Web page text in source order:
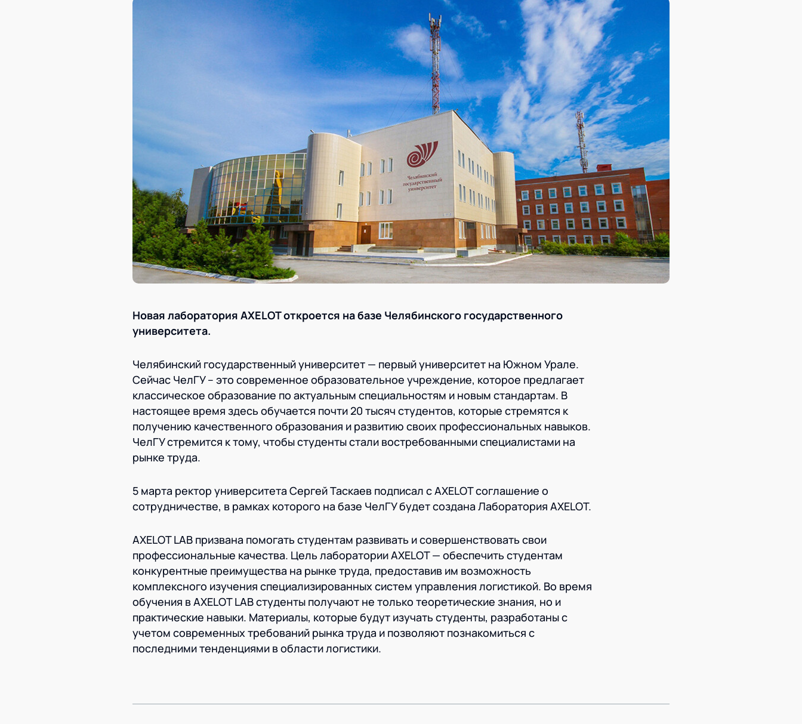
AXELOT AI
Академия
Предложение для учебных
заведений
База знаний
База знаний
Новая лаборатория AXELOT откроется на базе Челябинского государственного
университета.
Челябинский государственный университет — первый университет на Южном Урале.
Сейчас ЧелГУ – это современное образовательное учреждение, которое предлагает
классическое образование по актуальным специальностям и новым стандартам. В
настоящее время здесь обучается почти 20 тысяч студентов, которые стремятся к
получению качественного образования и развитию своих профессиональных навыков.
ЧелГУ стремится к тому, чтобы студенты стали востребованными специалистами на
рынке труда.
5 марта ректор университета Сергей Таскаев подписал с AXELOT соглашение о
сотрудничестве, в рамках которого на базе ЧелГУ будет создана Лаборатория AXELOT.
AXELOT LAB призвана помогать студентам развивать и совершенствовать свои
профессиональные качества. Цель лаборатории AXELOT — обеспечить студентам
конкурентные преимущества на рынке труда, предоставив им возможность
комплексного изучения специализированных систем управления логистикой. Во время
обучения в AXELOT LAB студенты получают не только теоретические знания, но и
практические навыки. Материалы, которые будут изучать студенты, разработаны с
учетом современных требований рынка труда и позволяют познакомиться с
последними тенденциями в области логистики.